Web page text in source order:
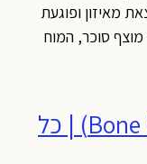
מאיזון ופוגעת
סוכר, המוח
מתכון למרק עצמות (Bone Broth) | כל